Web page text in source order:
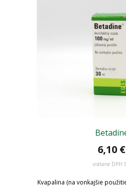
6,10 €
vrátane DPH
Kvapalina (na vonkajšie